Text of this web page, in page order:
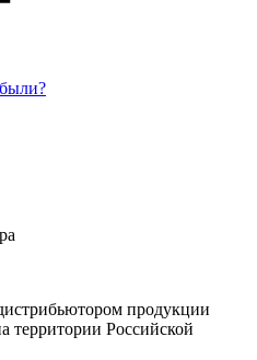
продукции
территории Российской